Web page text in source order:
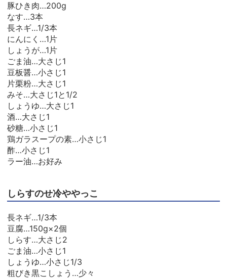
豚ひき肉…200g
なす…3本
長ネギ…1/3本
にんにく…1片
しょうが…1片
ごま油…大さじ1
豆板醤…小さじ1
片栗粉…大さじ1
みそ…大さじ1と1/2
しょうゆ…大さじ1
酒…大さじ1
砂糖…小さじ1
鶏ガラスープの素…小さじ1
酢…小さじ1
ラー油…お好み
しらすのせ冷ややっこ
長ネギ…1/3本
豆腐…150g×2個
しらす…大さじ2
ごま油…小さじ1
しょうゆ…小さじ1/3
粗びき黒こしょう…少々